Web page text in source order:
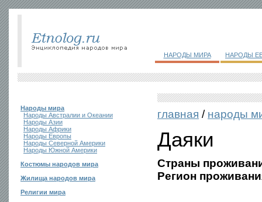
НАРОДЫ МИРА НАРОДЫ
Народы мира
Народы Австралии и Океании
Народы Азии
Народы Африки
Народы Европы
Народы Северной Америки
Народы Южной Америки
Костюмы народов мира
Жилища народов мира
Религии мира
главная / народы
Даяки
Страны
Регион